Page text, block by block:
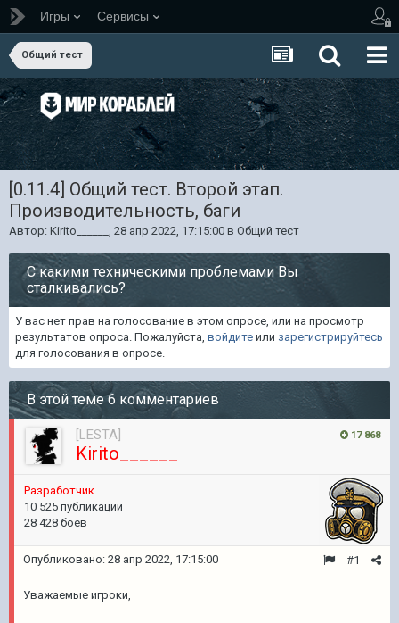
Игры Сервисы
Общий тест
[0.11.4] Общий тест. Второй этап.
Производительность, баги
Автор: Kirito______ , 28 апр 2022, 17:15:00 в Общий тест
С какими техническими проблемами Вы
сталкивались?
У вас нет прав на голосование в этом опросе, или на просмотр
результатов опроса. Пожалуйста, войдите или зарегистрируйтесь
для голосования в опросе.
В этой теме 6 комментариев
17 868
[LESTA]
Kirito______
Разработчик
10 525 публикаций
28 428 боёв
#1
Опубликовано: 28 апр 2022, 17:15:00
Уважаемые игроки,